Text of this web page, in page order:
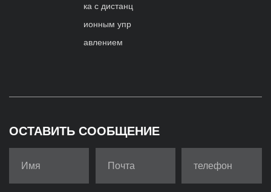
ка с дистанц
ионным упр
авлением
ОСТАВИТЬ СООБЩЕНИЕ